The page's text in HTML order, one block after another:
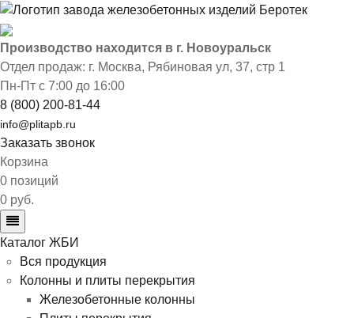
Производство находится в г. Новоуральск
Отдел продаж: г. Москва, Рябиновая ул, 37, стр 1
Пн-Пт с 7:00 до 16:00
8 (800) 200-81-44
info@plitapb.ru
Заказать звонок
Корзина
0 позиций
0 руб.
Каталог ЖБИ
Вся продукция
Колонны и плиты перекрытия
Железобетонные колонны